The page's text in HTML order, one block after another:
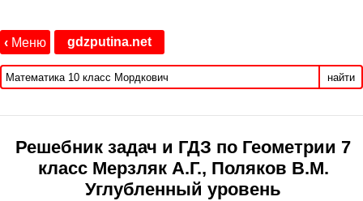
‹ Меню gdzputina.net
найти
Решебник задач и ГДЗ по Геометрии 7
класс Мерзляк А.Г., Поляков В.М.
Углубленный уровень